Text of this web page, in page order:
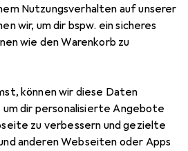
Nutzungsverhalten auf unserer
wir, um dir bspw. ein sicheres
wie den Warenkorb zu
können wir diese Daten
um dir personalisierte Angebote
zu verbessern und gezielte
anderen Webseiten oder Apps
8 Bilder
Anti-Shock